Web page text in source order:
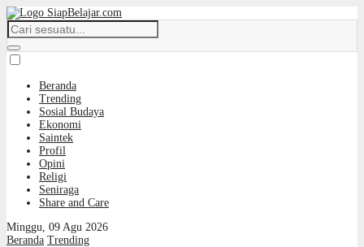
Beranda
Trending
Sosial Budaya
Ekonomi
Saintek
Profil
Opini
Religi
Seniraga
Share and Care
Minggu, 09 Agu 2026
Beranda Trending